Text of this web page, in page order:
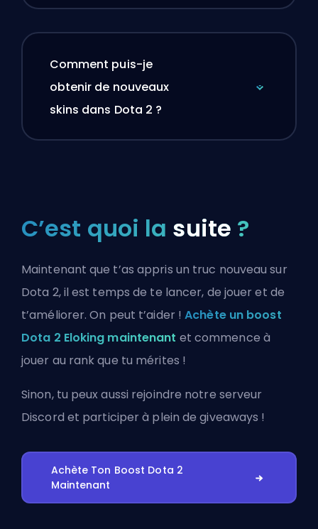
Comment puis-je
obtenir de nouveaux
skins dans Dota 2 ?
C’est quoi la suite ?
Maintenant que t’as appris un truc nouveau sur
Dota 2, il est temps de te lancer, de jouer et de
t’améliorer. On peut t’aider !Achète un boost
Dota 2 Eloking maintenant et commence à
jouer au rank que tu mérites !
Sinon, tu peux aussi rejoindre notre serveur
Discord et participer à plein de giveaways !
Achète Ton Boost Dota 2
Maintenant